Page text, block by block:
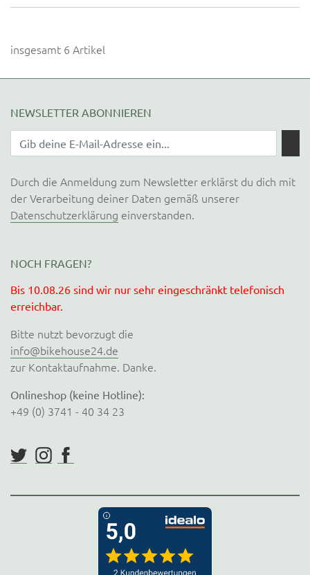
insgesamt 6 Artikel
NEWSLETTER ABONNIEREN
Durch die Anmeldung zum Newsletter erklärst du dich mit
der Verarbeitung deiner Daten gemäß unserer
Datenschutzerklärung einverstanden.
NOCH FRAGEN?
Bis 10.08.26 sind wir nur sehr eingeschränkt telefonisch
erreichbar.
Bitte nutzt bevorzugt die
info@bikehouse24.de
zur Kontaktaufnahme. Danke.
Onlineshop (keine Hotline):
+49 (0) 3741 - 40 34 23